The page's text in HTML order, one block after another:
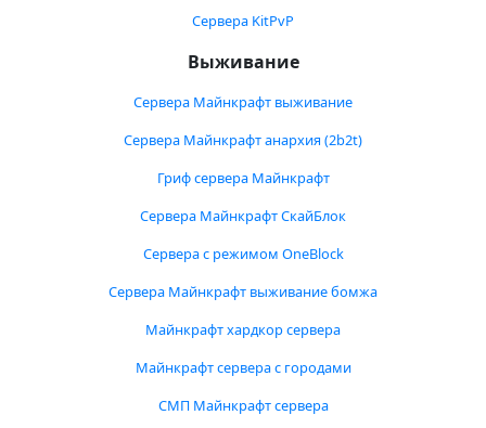
Сервера KitPvP
Выживание
Сервера Майнкрафт выживание
Сервера Майнкрафт анархия (2b2t)
Гриф сервера Майнкрафт
Сервера Майнкрафт СкайБлок
Сервера с режимом OneBlock
Сервера Майнкрафт выживание бомжа
Майнкрафт хардкор сервера
Майнкрафт сервера с городами
СМП Майнкрафт сервера